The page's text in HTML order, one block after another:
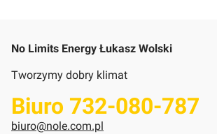
No Limits Energy Łukasz Wolski
Tworzymy dobry klimat
Biuro 732-080-787
biuro@nole.com.pl